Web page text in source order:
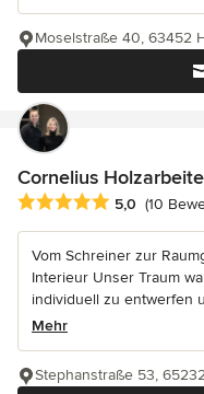
Moselstraße 40, 63452
Cornelius
Durchschnittliche
5,0 (10
Vom Schreiner zur
Interieur Unser Traum
individuell zu entwerfen
Mehr
Stephanstraße 53,